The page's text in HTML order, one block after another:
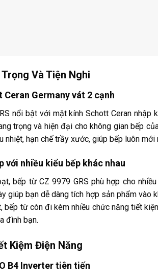
Và Tiện Nghi
Germany vát 2 cạnh
nổi bật với mặt kính Schott Ceran
trọng và hiện đại cho không gian bếp
nhiệt, hạn chế trầy xước, giúp bếp luôn
với nhiều kiểu bếp khác nhau
bếp từ CZ 9979 GRS phù hợp cho
giúp bạn dễ dàng tích hợp sản phẩm vào
bếp từ còn đi kèm nhiều chức năng tiết
đình bạn.
Kiệm Điện Năng
B4 Inverter tiên tiến